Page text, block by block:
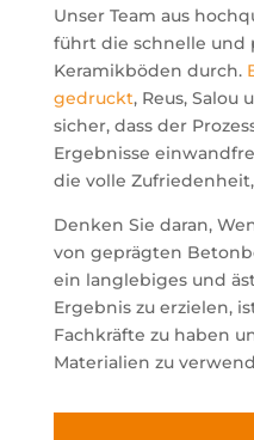
Unser Team aus
führt die schnelle und
Keramikböden durch.
gedruckt, Reus, Salou
sicher, dass der
Ergebnisse
die volle
Denken Sie daran,
von geprägten
ein langlebiges und
Ergebnis zu erzielen,
Fachkräfte zu haben
Materialien zu